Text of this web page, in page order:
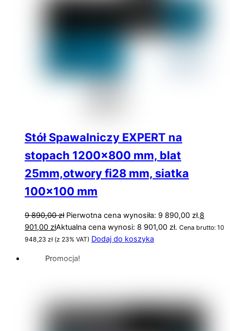
Stół Spawalniczy EXPERT na
stopach 1200×800 mm, blat
25mm,otwory fi28 mm, siatka
100×100 mm
9 890,00zł Pierwotna cena wynosiła: 9 890,00 zł.8
901,00 złAktualna cena wynosi: 8 901,00 zł. Cena brutto: 10
948,23 zł (z 23% VAT) Dodaj do koszyka
Promocja!